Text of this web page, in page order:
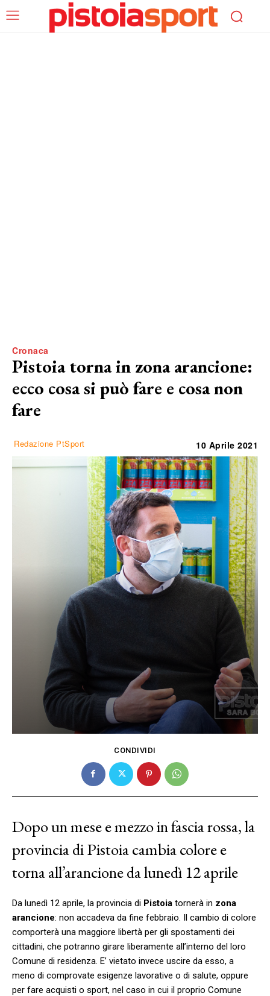
Cronaca
Pistoia torna in zona arancione:
ecco cosa si può fare e cosa non
fare
Redazione PtSport 10 Aprile 2021
CONDIVIDI
Dopo un mese e mezzo in fascia rossa, la
provincia di Pistoia cambia colore e
torna all’arancione da lunedì 12 aprile
Da lunedì 12 aprile, la provincia di Pistoia tornerà in zona
arancione: non accadeva da fine febbraio. Il cambio di colore
comporterà una maggiore libertà per gli spostamenti dei
cittadini, che potranno girare liberamente all’interno del loro
Comune di residenza. E’ vietato invece uscire da esso, a
meno di comprovate esigenze lavorative o di salute, oppure
per fare acquisti o sport, nel caso in cui il proprio Comune